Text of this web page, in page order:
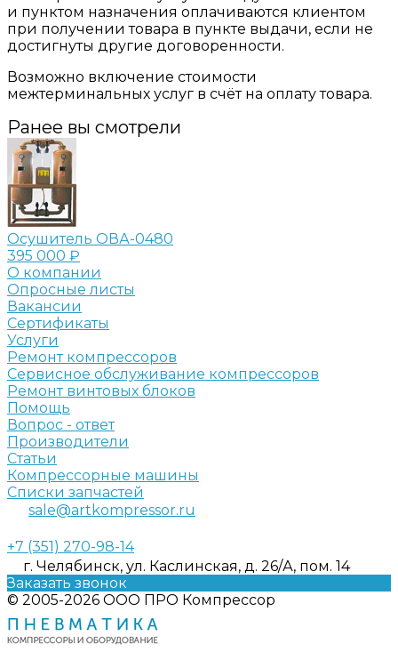
и пунктом назначения оплачиваются клиентом
при получении товара в пункте выдачи, если не
достигнуты другие договоренности.
Возможно включение стоимости
межтерминальных услуг в счёт на оплату товара.
Ранее вы смотрели
Осушитель ОВА-0480
395 000 ₽
О компании
Опросные листы
Вакансии
Сертификаты
Услуги
Ремонт компрессоров
Сервисное обслуживание компрессоров
Ремонт винтовых блоков
Помощь
Вопрос - ответ
Производители
Статьи
Компрессорные машины
Списки запчастей
sale@artkompressor.ru
+7 (351) 270-98-14
г. Челябинск, ул. Каслинская, д. 26/А, пом. 14
Заказать звонок
© 2005-2026 ООО ПРО Компрессор